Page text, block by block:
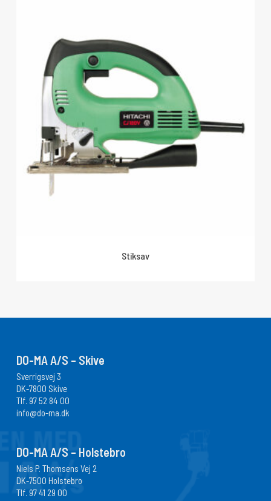
Stiksav
DO-MA A/S – Skive
Sverrigsvej 3
DK-7800 Skive
Tlf. 97 52 84 00
info@do-ma.dk
DO-MA A/S – Holstebro
Niels P. Thomsens Vej 2
DK-7500 Holstebro
Tlf. 97 41 29 00